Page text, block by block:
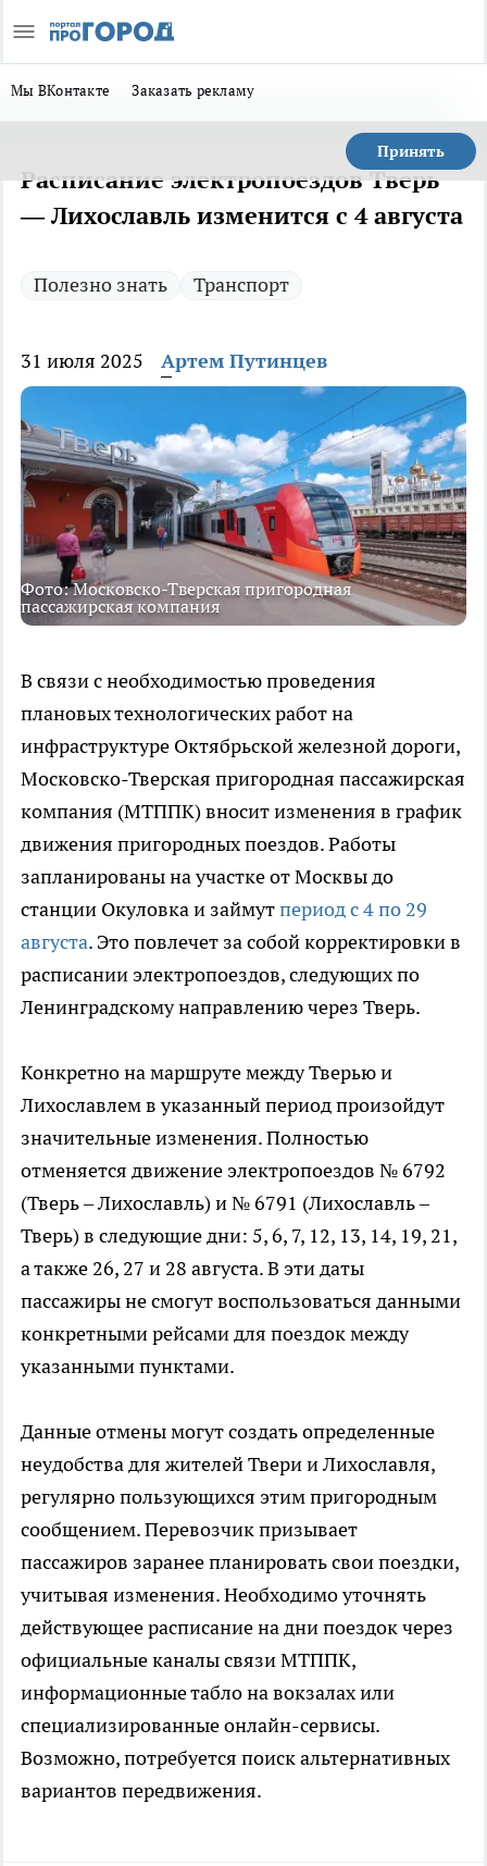
Мы ВКонтакте Заказать рекламу
Принять
Расписание электропоездов Тверь
— Лихославль изменится с 4 августа
Полезно знать Транспорт
31 июля 2025 Артем Путинцев
Фото: Московско-Тверская пригородная
пассажирская компания
В связи с необходимостью проведения
плановых технологических работ на
инфраструктуре Октябрьской железной дороги,
Московско-Тверская пригородная пассажирская
компания (МТППК) вносит изменения в график
движения пригородных поездов. Работы
запланированы на участке от Москвы до
станции Окуловка и займутпериод с 4 по 29
августа. Это повлечет за собой корректировки в
расписании электропоездов, следующих по
Ленинградскому направлению через Тверь.
Конкретно на маршруте между Тверью и
Лихославлем в указанный период произойдут
значительные изменения. Полностью
отменяется движение электропоездов № 6792
(Тверь – Лихославль) и № 6791 (Лихославль –
Тверь) в следующие дни: 5, 6, 7, 12, 13, 14, 19, 21,
а также 26, 27 и 28 августа. В эти даты
пассажиры не смогут воспользоваться данными
конкретными рейсами для поездок между
указанными пунктами.
Данные отмены могут создать определенные
неудобства для жителей Твери и Лихославля,
регулярно пользующихся этим пригородным
сообщением. Перевозчик призывает
пассажиров заранее планировать свои поездки,
учитывая изменения. Необходимо уточнять
действующее расписание на дни поездок через
официальные каналы связи МТППК,
информационные табло на вокзалах или
специализированные онлайн-сервисы.
Возможно, потребуется поиск альтернативных
вариантов передвижения.